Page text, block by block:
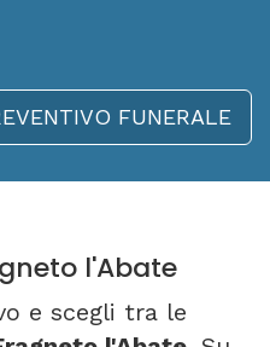
FUNERALE
l'Abate
e scegli tra le